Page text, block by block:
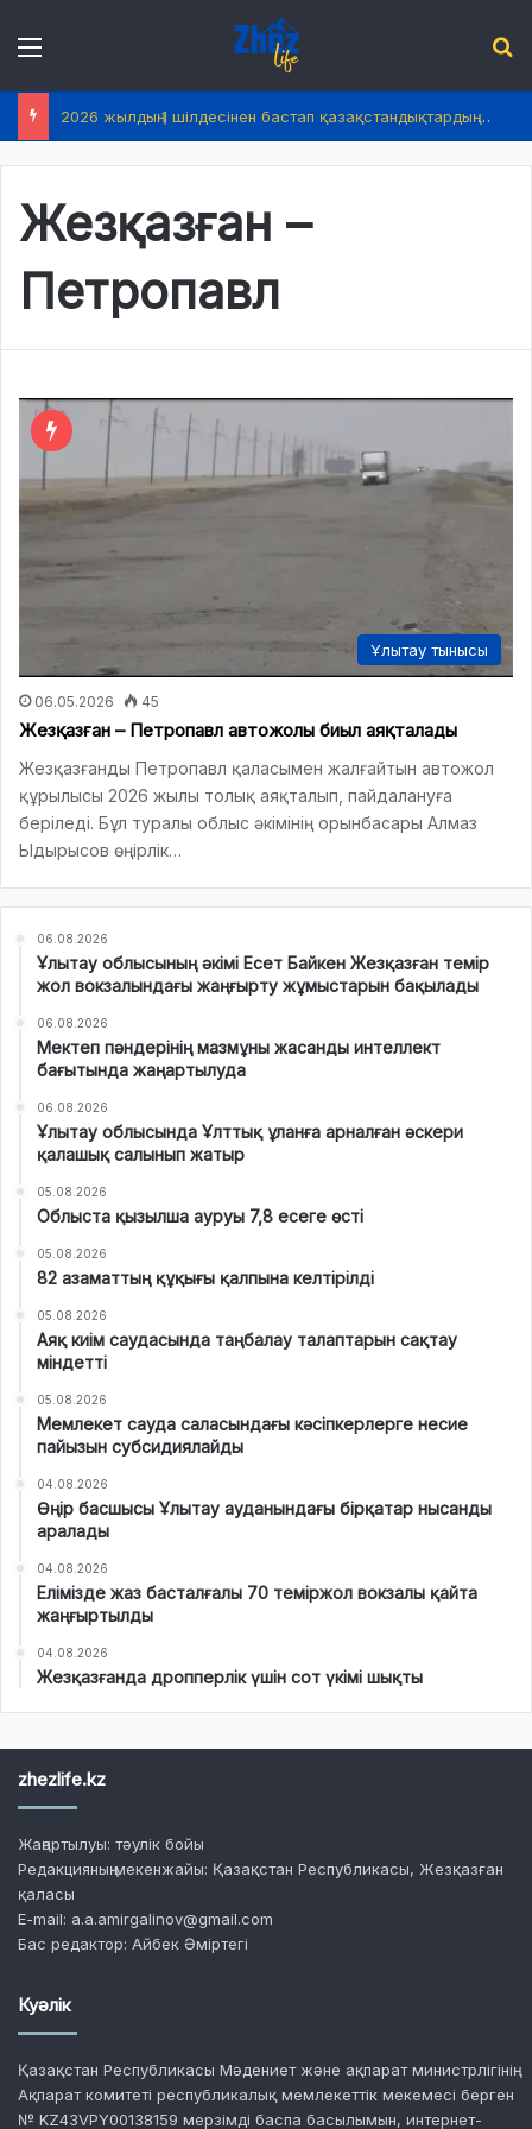
2026 жылдың 1 шілдесінен бастап қазақстандықтардың өмірінде не өзгереді?
Жезқазған –
Петропавл
Ұлытау тынысы
06.05.2026 45
Жезқазған – Петропавл автожолы биыл аяқталады
Жезқазғанды Петропавл қаласымен жалғайтын автожол
құрылысы 2026 жылы толық аяқталып, пайдалануға
беріледі. Бұл туралы облыс әкімінің орынбасары Алмаз
Ыдырысов өңірлік…
06.08.2026
Ұлытау облысының әкімі Есет Байкен Жезқазған темір
жол вокзалындағы жаңғырту жұмыстарын бақылады
06.08.2026
Мектеп пәндерінің мазмұны жасанды интеллект
бағытында жаңартылуда
06.08.2026
Ұлытау облысында Ұлттық ұланға арналған әскери
қалашық салынып жатыр
05.08.2026
Облыста қызылша ауруы 7,8 есеге өсті
05.08.2026
82 азаматтың құқығы қалпына келтірілді
05.08.2026
Аяқ киім саудасында таңбалау талаптарын сақтау
міндетті
05.08.2026
Мемлекет сауда саласындағы кәсіпкерлерге несие
пайызын субсидиялайды
04.08.2026
Өңір басшысы Ұлытау ауданындағы бірқатар нысанды
аралады
04.08.2026
Елімізде жаз басталғалы 70 теміржол вокзалы қайта
жаңғыртылды
04.08.2026
Жезқазғанда дропперлік үшін сот үкімі шықты
zhezlife.kz
Жаңартылуы: тәулік бойы
Редакцияның мекенжайы: Қазақстан Республикасы, Жезқазған
қаласы
E-mail: a.a.amirgalinov@gmail.com
Бас редактор: Айбек Әміртегі
Куәлік
Қазақстан Республикасы Мәдениет және ақпарат министрлігінің
Ақпарат комитеті республикалық мемлекеттік мекемесі берген
№ KZ43VPY00138159 мерзімді баспа басылымын, интернет-